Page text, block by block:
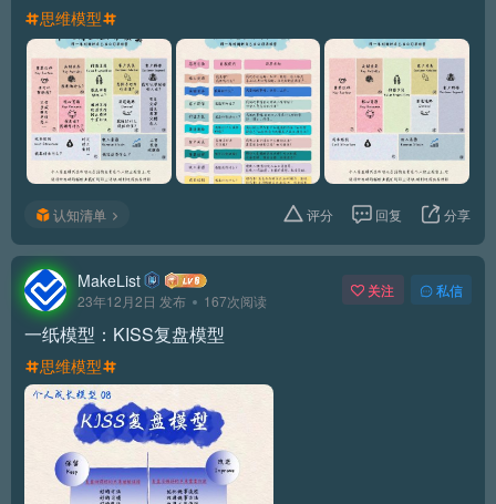
思维模型
认知清单 评分 回复 分享
MakeList
23年12月2日 发布 167次阅读
关注 私信
一纸模型：KISS复盘模型
思维模型